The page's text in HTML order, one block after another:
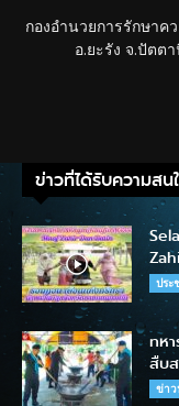
กองอำนวยการรักษา
อ.ยะรัง จ.ปัตต
ข่าวที่ได้รับความสน
ประ
ทห
สืบ
ข่าว